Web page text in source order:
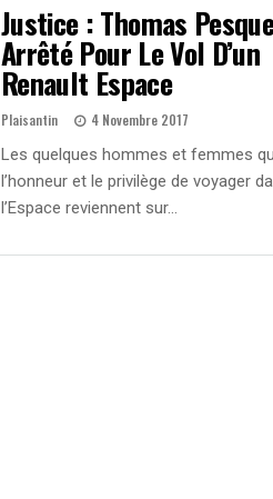
Justice : Thomas
Arrêté Pour Le Vol D’un
Renault Espace
Plaisantin 4 Novembre 2017
Les quelques hommes et femmes
l’honneur et le privilège de voyager
l’Espace reviennent sur…